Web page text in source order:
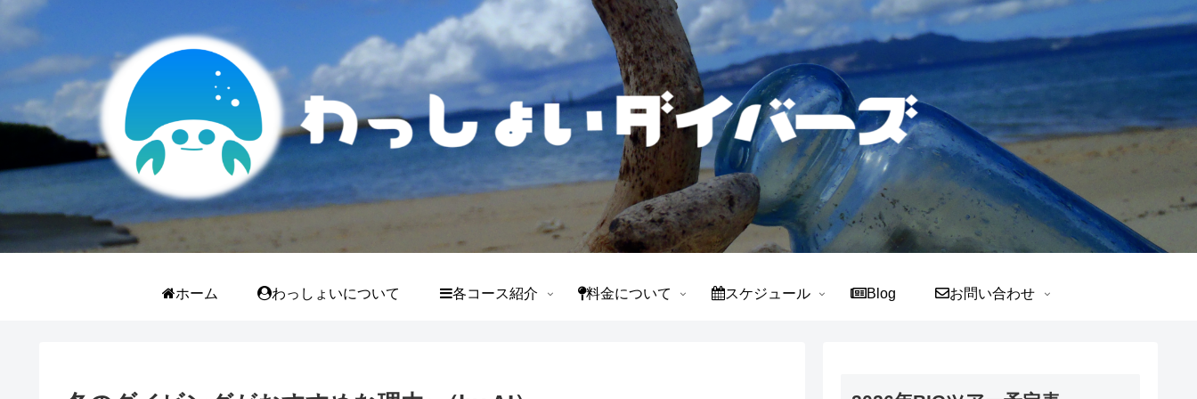
ホーム わっしょいについて 各コース紹介 料金について スケジュール Blog お問い合わせ